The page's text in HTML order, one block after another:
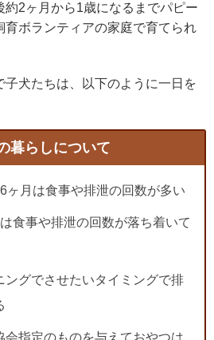
2ヶ月から1歳になるまでパピー
育ボランティアの家庭で育てられ
犬たちは、以下のように一日を
暮らしについて
ヶ月は食事や排泄の回数が多い
食事や排泄の回数が落ち着いて
ングでさせたいタイミングで排
会指定のものを与えておやつは